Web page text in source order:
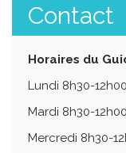
Contact
Horaires du
Lundi 8h30-
Mardi 8h30-
Mercredi 8h30-